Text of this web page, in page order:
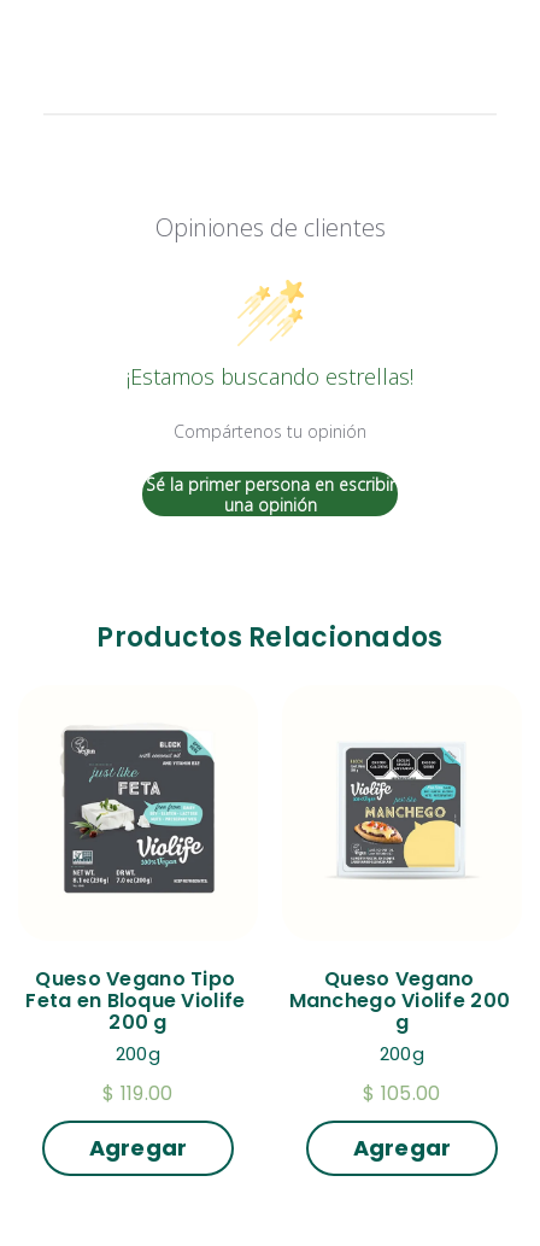
Opiniones de clientes
¡Estamos buscando estrellas!
Compártenos tu opinión
Sé la primer persona en escribir
una opinión
Productos Relacionados
Queso Vegano Tipo
Feta en Bloque Violife
200 g
200g
$ 119.00
Agregar
Queso Vegano
Manchego Violife 200
g
200g
$ 105.00
Agregar